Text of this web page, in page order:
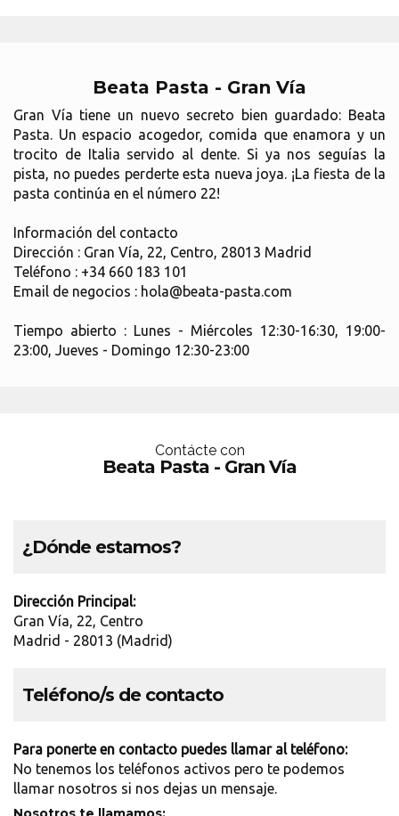
Beata Pasta - Gran Vía
Gran Vía tiene un nuevo secreto bien guardado: Beata
Pasta. Un espacio acogedor, comida que enamora y un
trocito de Italia servido al dente. Si ya nos seguías la
pista, no puedes perderte esta nueva joya. ¡La fiesta de la
pasta continúa en el número 22!
Información del contacto
Dirección : Gran Vía, 22, Centro, 28013 Madrid
Teléfono : +34 660 183 101
Email de negocios : hola@beata-pasta.com
Tiempo abierto : Lunes - Miércoles 12:30-16:30, 19:00-
23:00, Jueves - Domingo 12:30-23:00
Contácte con
Beata Pasta - Gran Vía
¿Dónde estamos?
Dirección Principal:
Gran Vía, 22, Centro
Madrid - 28013 (Madrid)
Teléfono/s de contacto
Para ponerte en contacto puedes llamar al teléfono:
No tenemos los teléfonos activos pero te podemos
llamar nosotros si nos dejas un mensaje.